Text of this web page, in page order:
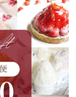
様用)【保存料 着色料
無添加 スイーツ お取
り寄せ お中元 御中元
夏ギフト 送料無料】